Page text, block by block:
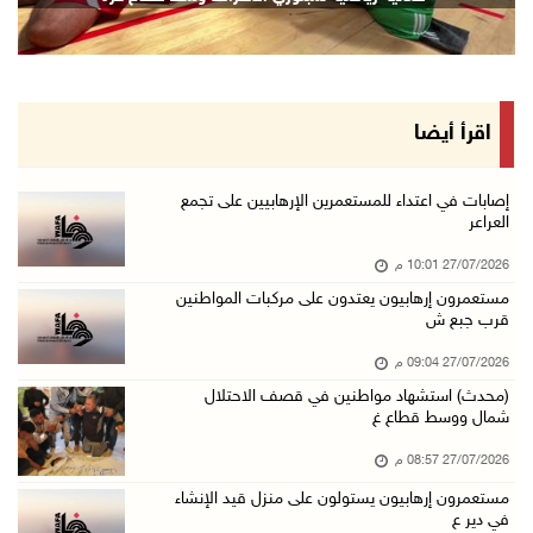
اقرأ أيضا
إصابات في اعتداء للمستعمرين الإرهابيين على تجمع
العراعر
27/07/2026 10:01 م
مستعمرون إرهابيون يعتدون على مركبات المواطنين
قرب جبع ش
27/07/2026 09:04 م
(محدث) استشهاد مواطنين في قصف الاحتلال
شمال ووسط قطاع غ
27/07/2026 08:57 م
مستعمرون إرهابيون يستولون على منزل قيد الإنشاء
في دير ع